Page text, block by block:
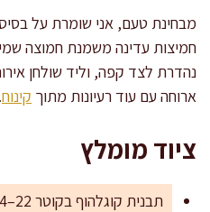
מבחינת טעם, אני שומרת על
חמיצות עדינה משמנת חמוצה
נהדרת לצד קפה, וליד שולחן
ארוחה עם עוד רעיונות מתוך קינוח.
ציוד מומלץ